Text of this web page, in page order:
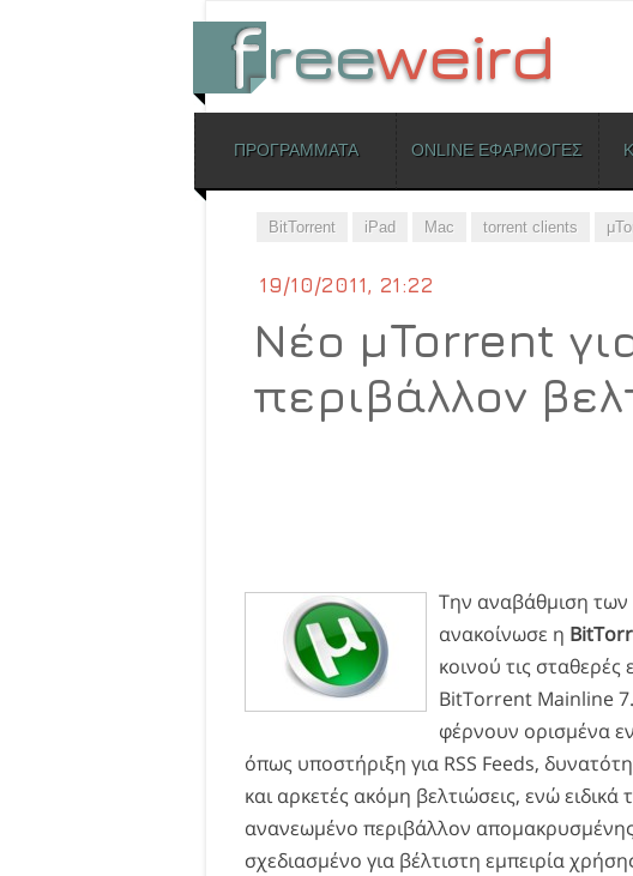
Skip to content
ΠΡΟΓΡΑΜΜΑΤΑ ONLINE ΕΦΑΡΜΟΓΕΣ
BitTorrent iPad Mac torrent clients
19/10/2011, 21:22
Νέο μTorrent
περιβάλλον
Την αναβάθμιση
ανακοίνωσε η
κοινού τις σταθερές
BitTorrent Mainline
φέρνουν ορισμένα
όπως υποστήριξη για RSS Feeds,
και αρκετές ακόμη βελτιώσεις, ενώ ειδικά
ανανεωμένο περιβάλλον
σχεδιασμένο για βέλτιστη εμπειρία